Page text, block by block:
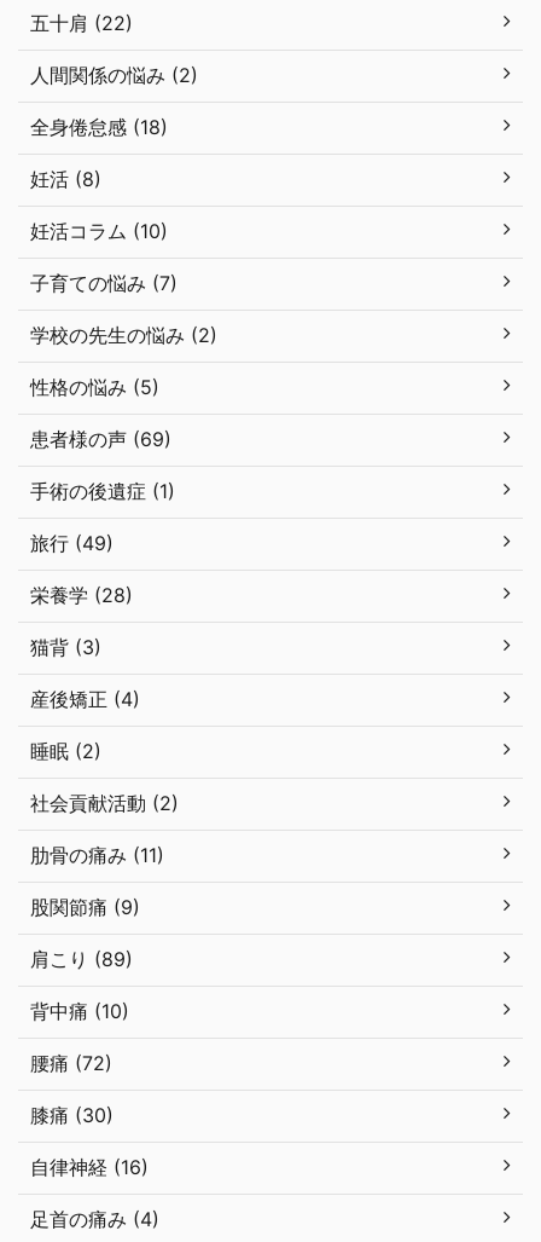
五十肩 (22)
人間関係の悩み (2)
全身倦怠感 (18)
妊活 (8)
妊活コラム (10)
子育ての悩み (7)
学校の先生の悩み (2)
性格の悩み (5)
患者様の声 (69)
手術の後遺症 (1)
旅行 (49)
栄養学 (28)
猫背 (3)
産後矯正 (4)
睡眠 (2)
社会貢献活動 (2)
肋骨の痛み (11)
股関節痛 (9)
肩こり (89)
背中痛 (10)
腰痛 (72)
膝痛 (30)
自律神経 (16)
足首の痛み (4)